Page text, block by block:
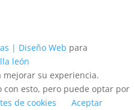
| Diseño Web para
león
mejorar su experiencia.
con esto, pero puede optar por
de cookies
Aceptar